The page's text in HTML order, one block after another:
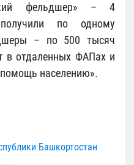
фельдшер» – 4
по одному
– по 500 тысяч
в отдаленных ФАПах и
населению».
Башкортостан